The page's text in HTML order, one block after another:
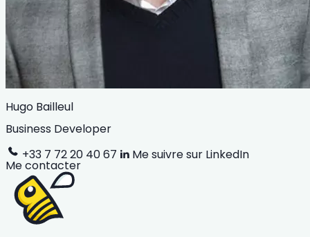
Hugo Bailleul
Business Developer
+33 7 72 20 40 67
Me suivre sur LinkedIn
Me contacter